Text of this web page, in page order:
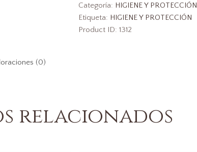
Categoría: HIGIENE Y PROTECCIÓN
Etiqueta: HIGIENE Y PROTECCIÓN
Product ID: 1312
(0)
relacionados